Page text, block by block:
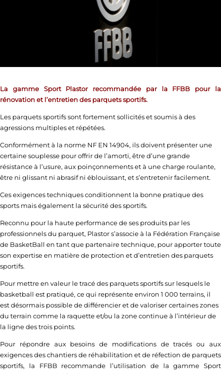
La gamme Sport Plastor recommandée par la FFBB pour la
rénovation et l’entretien des parquets sportifs.
Les parquets sportifs sont fortement sollicités et soumis à des
agressions multiples et répétées.
Conformément à la norme NF EN 14904, ils doivent présenter une
certaine souplesse pour offrir de l’amorti, être d’une grande
résistance à l’usure, aux poinçonnements et à une charge roulante,
être ni glissant ni abrasif ni éblouissant, et s’entretenir facilement.
Ces exigences techniques conditionnent la bonne pratique des
sports mais également la sécurité des sportifs.
Reconnu pour la haute performance de ses produits par les
professionnels du parquet, Plastor s’associe à la Fédération Française
de BasketBall en tant que partenaire technique, pour apporter toute
son expertise en matière de protection et d’entretien des parquets
sportifs.
Pour mettre en valeur le tracé des parquets sportifs sur lesquels le
basketball est pratiqué, ce qui représente environ 1 000 terrains, il
est désormais possible de différencier et de valoriser certaines zones
du terrain comme la raquette et/ou la zone continue à l’intérieur de
la ligne des trois points.
Pour répondre aux besoins de modifications de tracés ou aux
exigences des chantiers de réhabilitation et de réfection de parquets
sportifs, la FFBB recommande l’utilisation de la gamme Sport